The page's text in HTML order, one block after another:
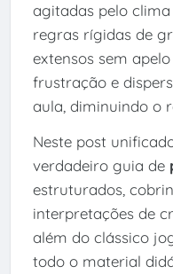
agitadas pelo
regras rígidas de
extensos sem
frustração e
aula, diminuindo o
Neste post
verdadeiro guia de
estruturados,
interpretações de
além do clássico
todo o material